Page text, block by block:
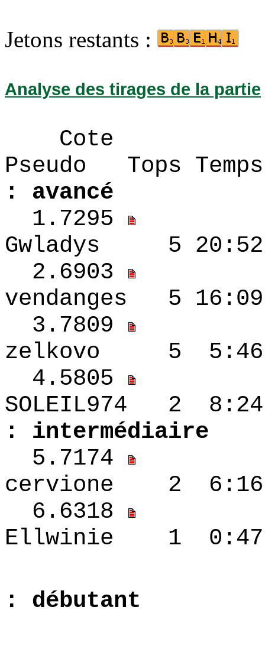
Jetons restants :
Analyse des tirages de la partie
Cote
Pseudo Tops
: avancé
1.7295
Gwladys 5
2.6903
vendanges 5
3.7809
zelkovo 5
4.5805
SOLEIL974
: intermédiaire
5.7174
cervione 2 6:16
6.6318
Ellwinie 1
: débutant